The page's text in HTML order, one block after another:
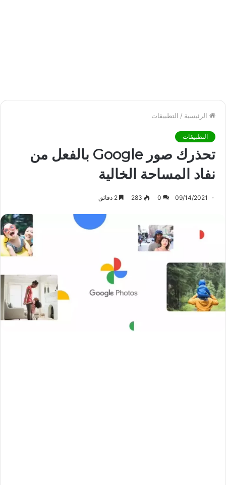
الرئيسية / التطبيقات
التطبيقات
تحذرك صور Google بالفعل من
نفاد المساحة الخالية
09/14/2021
0
283